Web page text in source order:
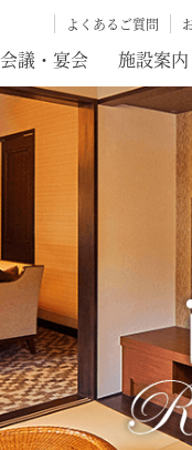
よくあるご質問
会議・宴会 施設案内